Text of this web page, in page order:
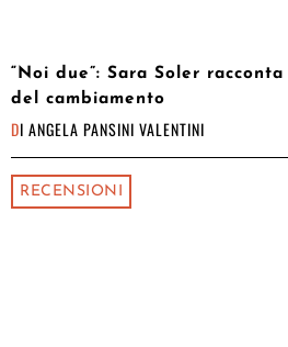
“Noi due”: Sara Soler
del cambiamento
DI ANGELA PANSINI VALENTINI
RECENSIONI